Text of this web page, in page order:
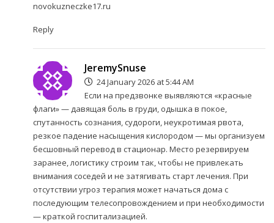
novokuzneczke17.ru
Reply
JeremySnuse
24 January 2026 at 5:44 AM
Если на предзвонке выявляются «красные
флаги» — давящая боль в груди, одышка в покое,
спутанность сознания, судороги, неукротимая рвота,
резкое падение насыщения кислородом — мы организуем
бесшовный перевод в стационар. Место резервируем
заранее, логистику строим так, чтобы не привлекать
внимания соседей и не затягивать старт лечения. При
отсутствии угроз терапия может начаться дома с
последующим телесопровождением и при необходимости
— краткой госпитализацией.